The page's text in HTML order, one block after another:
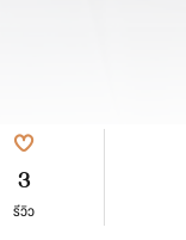
3
รีวิว